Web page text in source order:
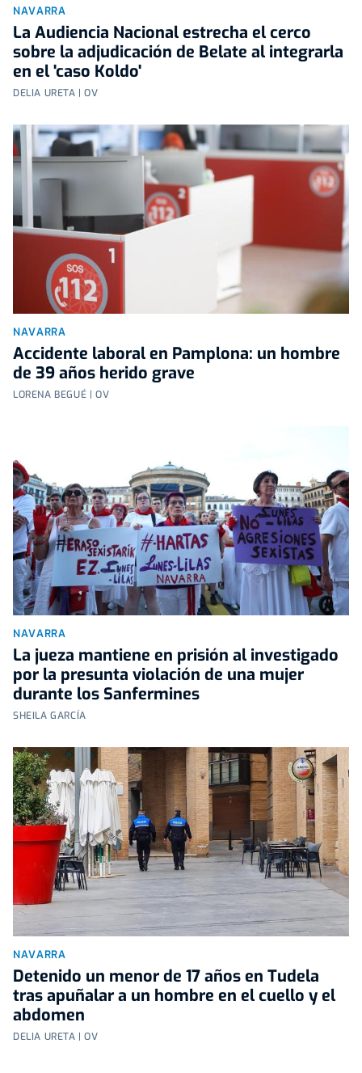
NAVARRA
La Audiencia Nacional estrecha el cerco
sobre la adjudicación de Belate al integrarla
en el 'caso Koldo'
DELIA URETA | OV
NAVARRA
Accidente laboral en Pamplona: un hombre
de 39 años herido grave
LORENA BEGUÉ | OV
NAVARRA
La jueza mantiene en prisión al investigado
por la presunta violación de una mujer
durante los Sanfermines
SHEILA GARCÍA
NAVARRA
Detenido un menor de 17 años en Tudela
tras apuñalar a un hombre en el cuello y el
abdomen
DELIA URETA | OV